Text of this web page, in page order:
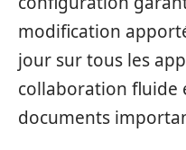
modification
jour sur tous les
collaboration fluide
documents